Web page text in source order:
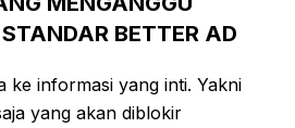
BETTER AD
ke informasi yang inti. Yakni
yang akan diblokir